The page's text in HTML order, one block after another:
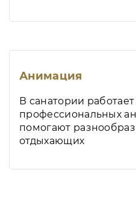
Анимация
В санатории
профессиональных
помогают
отдыхающих